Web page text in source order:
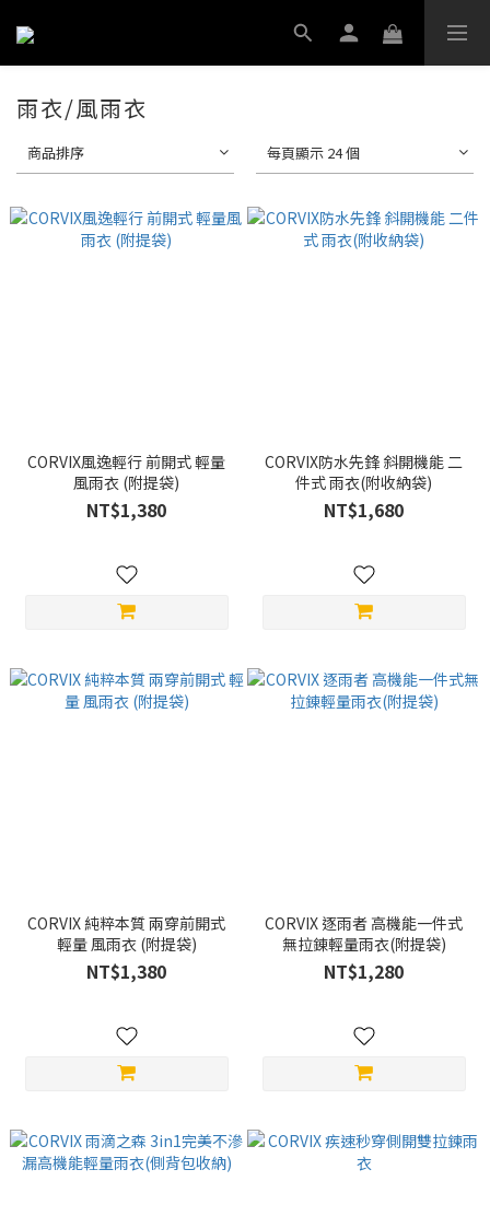
雨衣/風雨衣
商品排序 每頁顯示 24 個
CORVIX風逸輕行 前開式 輕量
風雨衣 (附提袋)
NT$1,380
CORVIX防水先鋒 斜開機能 二
件式 雨衣(附收納袋)
NT$1,680
CORVIX 純粹本質 兩穿前開式
輕量 風雨衣 (附提袋)
NT$1,380
CORVIX 逐雨者 高機能一件式
無拉錬輕量雨衣(附提袋)
NT$1,280